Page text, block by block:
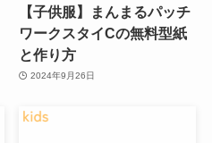
【子供服】まんまるパッチ
ワークスタイCの無料型紙
と作り方
2024年9月26日